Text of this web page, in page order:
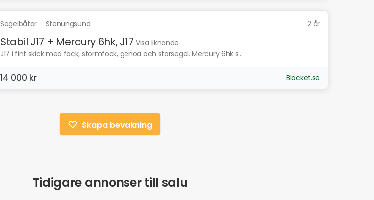
Segelbåtar · Stenungsund 2 år
Stabil J17 + Mercury 6hk, J17 Visa liknande
J17 i fint skick med fock, stormfock, genoa och storsegel. Mercury 6hk s...
14 000 kr Blocket.se
Skapa bevakning
Tidigare annonser till salu